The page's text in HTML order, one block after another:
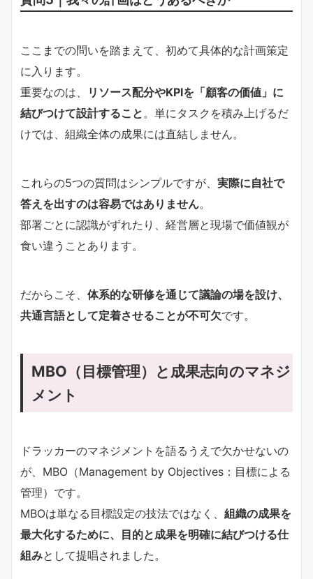
ここまでの問いを踏まえて、初めて具体的な計画策定
に入ります。
重要なのは、
リソース配分やKPIを「顧客の価値」に
結びつけて設計すること 。単にタスクを積み上げるだ
けでは、組織全体の成果には直結しません。
これらの5つの質問はシンプルですが、 実際に自社で
答えを出すのは容易ではありません。
部署ごとに認識がずれたり、経営層と現場で価値観が
食い違うことあります。
だからこそ、 体系的な研修を通じて議論の場を設け、
共通言語として定着させることが不可欠です。
MBO（目標管理）と成果志向のマネジ
メント
ドラッカーのマネジメントを語るうえで欠かせないの
が、MBO（Management by Objectives：目標による
管理）です。
MBOは単なる目標設定の技法ではなく、 組織の成果を
最大化するために、目的と成果を明確に結びつける仕
組みとして提唱されました。